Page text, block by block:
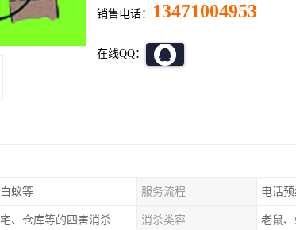
销售电话： 13471004953
在线QQ：
蚁等 服务流程 电话
、仓库等的四害消杀 消杀类容 老鼠